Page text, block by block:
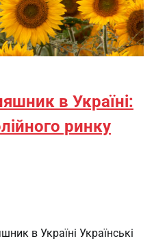
в Україні:
ринку
в Україні Українські